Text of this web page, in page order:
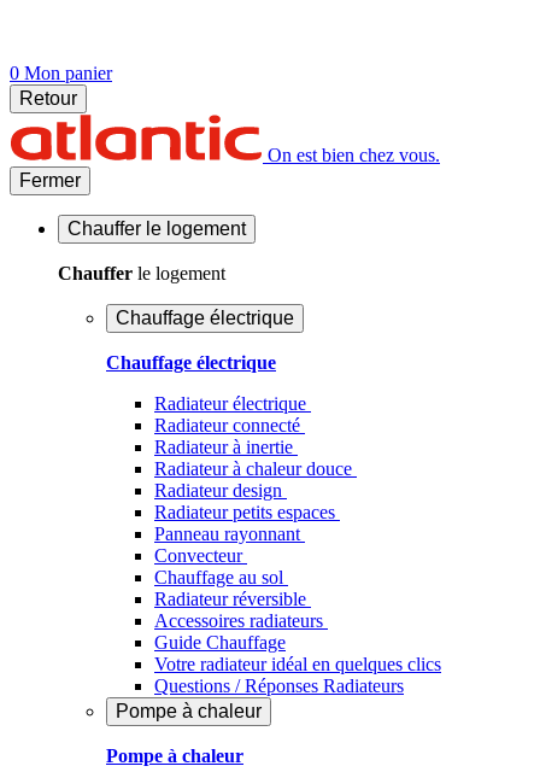
0 Mon panier
Retour
On est bien chez vous.
Fermer
Chauffer le logement
Chauffer le logement
Chauffage électrique
Chauffage électrique
Radiateur électrique
Radiateur connecté
Radiateur à inertie
Radiateur à chaleur douce
Radiateur design
Radiateur petits espaces
Panneau rayonnant
Convecteur
Chauffage au sol
Radiateur réversible
Accessoires radiateurs
Guide Chauffage
Votre radiateur idéal en quelques clics
Questions / Réponses Radiateurs
Pompe à chaleur
Pompe à chaleur